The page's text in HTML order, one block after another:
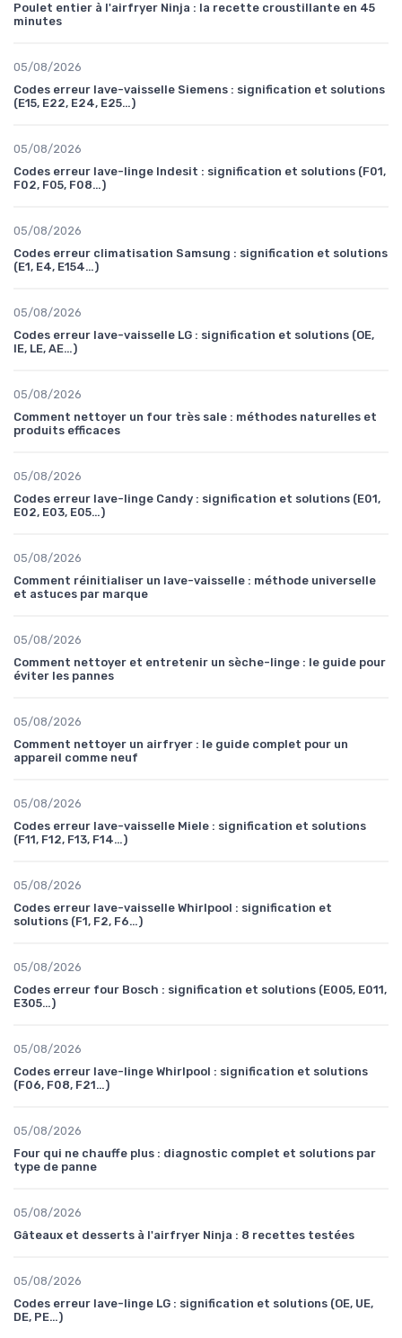
Poulet entier à l'airfryer Ninja : la recette croustillante en 45
minutes
05/08/2026
Codes erreur lave-vaisselle Siemens : signification et solutions
(E15, E22, E24, E25…)
05/08/2026
Codes erreur lave-linge Indesit : signification et solutions (F01,
F02, F05, F08…)
05/08/2026
Codes erreur climatisation Samsung : signification et solutions
(E1, E4, E154…)
05/08/2026
Codes erreur lave-vaisselle LG : signification et solutions (OE,
IE, LE, AE…)
05/08/2026
Comment nettoyer un four très sale : méthodes naturelles et
produits efficaces
05/08/2026
Codes erreur lave-linge Candy : signification et solutions (E01,
E02, E03, E05…)
05/08/2026
Comment réinitialiser un lave-vaisselle : méthode universelle
et astuces par marque
05/08/2026
Comment nettoyer et entretenir un sèche-linge : le guide pour
éviter les pannes
05/08/2026
Comment nettoyer un airfryer : le guide complet pour un
appareil comme neuf
05/08/2026
Codes erreur lave-vaisselle Miele : signification et solutions
(F11, F12, F13, F14…)
05/08/2026
Codes erreur lave-vaisselle Whirlpool : signification et
solutions (F1, F2, F6…)
05/08/2026
Codes erreur four Bosch : signification et solutions (E005, E011,
E305…)
05/08/2026
Codes erreur lave-linge Whirlpool : signification et solutions
(F06, F08, F21…)
05/08/2026
Four qui ne chauffe plus : diagnostic complet et solutions par
type de panne
05/08/2026
Gâteaux et desserts à l'airfryer Ninja : 8 recettes testées
05/08/2026
Codes erreur lave-linge LG : signification et solutions (OE, UE,
DE, PE…)